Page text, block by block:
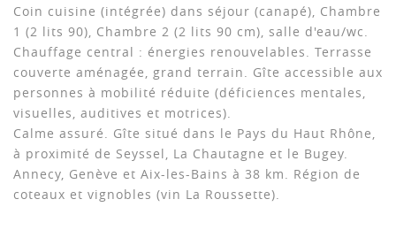
Coin cuisine (intégrée) dans séjour (canapé), Chambre
1 (2 lits 90), Chambre 2 (2 lits 90 cm), salle d'eau/wc.
Chauffage central : énergies renouvelables. Terrasse
couverte aménagée, grand terrain. Gîte accessible aux
personnes à mobilité réduite (déficiences mentales,
visuelles, auditives et motrices).
Calme assuré. Gîte situé dans le Pays du Haut Rhône,
à proximité de Seyssel, La Chautagne et le Bugey.
Annecy, Genève et Aix-les-Bains à 38 km. Région de
coteaux et vignobles (vin La Roussette).